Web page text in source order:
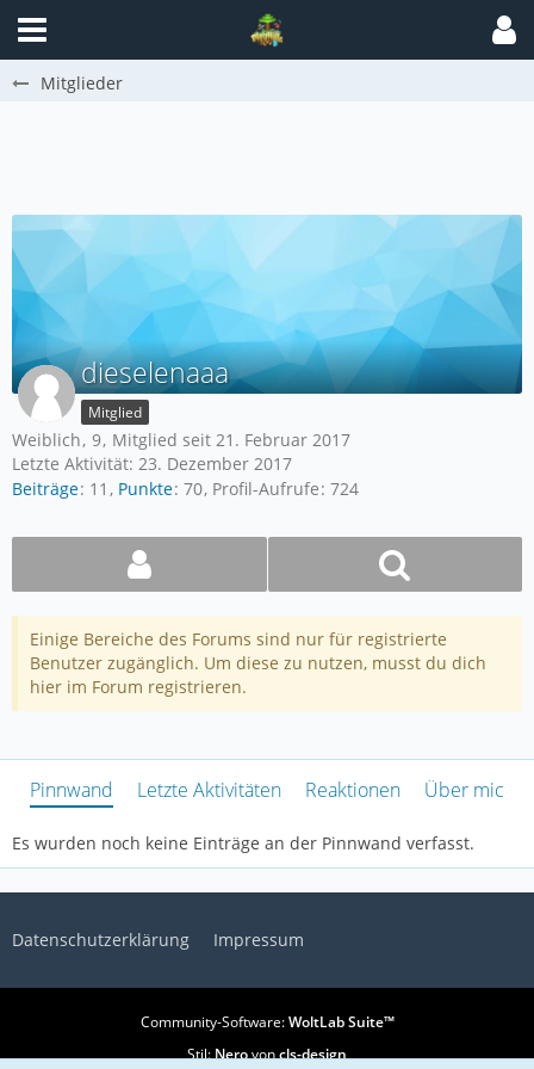
Mitglieder
dieselenaaa
Mitglied
Weiblich 9 Mitglied seit 21. Februar 2017
Letzte Aktivität: 23. Dezember 2017
Beiträge 11 Punkte 70 Profil-Aufrufe 724
Einige Bereiche des Forums sind nur für registrierte
Benutzer zugänglich. Um diese zu nutzen, musst du dich
hier im Forum registrieren.
Pinnwand Letzte Aktivitäten Reaktionen Über mich
Es wurden noch keine Einträge an der Pinnwand verfasst.
Datenschutzerklärung Impressum
Community-Software:WoltLab Suite™
Stil:Nerovoncls-design